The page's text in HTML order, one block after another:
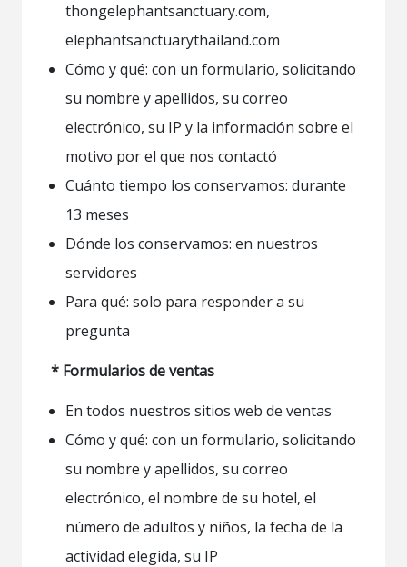
thongelephantsanctuary.com,
elephantsanctuarythailand.com
Cómo y qué: con un formulario, solicitando
su nombre y apellidos, su correo
electrónico, su IP y la información sobre el
motivo por el que nos contactó
Cuánto tiempo los conservamos: durante
13 meses
Dónde los conservamos: en nuestros
servidores
Para qué: solo para responder a su
pregunta
* Formularios de ventas
En todos nuestros sitios web de ventas
Cómo y qué: con un formulario, solicitando
su nombre y apellidos, su correo
electrónico, el nombre de su hotel, el
número de adultos y niños, la fecha de la
actividad elegida, su IP